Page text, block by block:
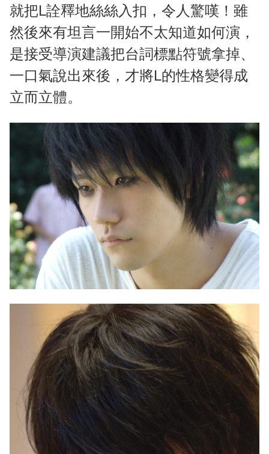
就把L詮釋地絲絲入扣，令人驚嘆！雖
然後來有坦言一開始不太知道如何演，
是接受導演建議把台詞標點符號拿掉、
一口氣說出來後，才將L的性格變得成
立而立體。